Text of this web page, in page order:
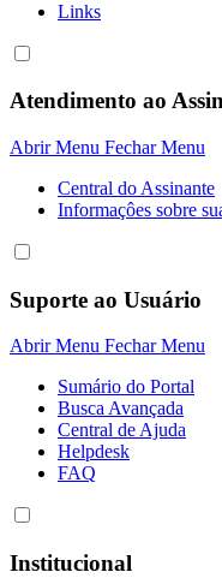
Links
Atendimento ao
Abrir Menu Fechar Menu
Central do Assinante
Informaçôes sobre
Suporte ao Usuário
Abrir Menu Fechar Menu
Sumário do Portal
Busca Avançada
Central de Ajuda
Helpdesk
FAQ
Institucional